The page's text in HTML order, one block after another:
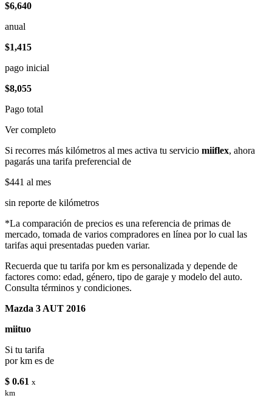
$6,640
anual
$1,415
pago inicial
$8,055
Pago total
Ver completo
Si recorres más kilómetros al mes activa tu servicio miiflex, ahora
pagarás una tarifa preferencial de
$441 al mes
sin reporte de kilómetros
*La comparación de precios es una referencia de primas de
mercado, tomada de varios compradores en línea por lo cual las
tarifas aqui presentadas pueden variar.
Recuerda que tu tarifa por km es personalizada y depende de
factores como: edad, género, tipo de garaje y modelo del auto.
Consulta términos y condiciones.
Mazda 3 AUT 2016
miituo
Si tu tarifa
por km es de
$ 0.61 x
km